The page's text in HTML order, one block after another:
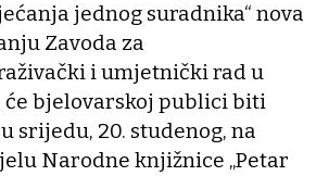
jednog suradnika“ nova
Zavoda za
i umjetnički rad u
će bjelovarskoj publici biti
srijedu, 20. studenog, na
Narodne knjižnice „Petar